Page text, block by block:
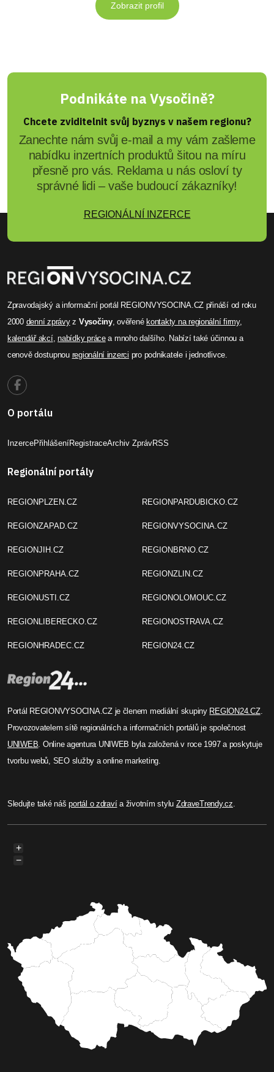
Zobrazit profil
Podnikáte na Vysočině?
Chcete zviditelnit svůj byznys v našem regionu?
Zanechte nám svůj e-mail a my vám zašleme
nabídku inzertních produktů šitou na míru
přesně pro vás. Reklama u nás osloví ty
správné lidi – vaše budoucí zákazníky!
REGIONÁLNÍ INZERCE
Zpravodajský a informační portál REGIONVYSOCINA.CZ přináší od roku
2000 denní zprávyz Vysočiny, ověřené kontakty na regionální firmy,
kalendář akcí,nabídky prácea mnoho dalšího. Nabízí také účinnou a
cenově dostupnou regionální inzerci pro podnikatele i jednotlivce.
O portálu
InzercePřihlášeníRegistraceArchiv ZprávRSS
Regionální portály
REGIONPLZEN.CZ
REGIONZAPAD.CZ
REGIONJIH.CZ
REGIONPRAHA.CZ
REGIONUSTI.CZ
REGIONLIBERECKO.CZ
REGIONHRADEC.CZ
REGIONPARDUBICKO.CZ
REGIONVYSOCINA.CZ
REGIONBRNO.CZ
REGIONZLIN.CZ
REGIONOLOMOUC.CZ
REGIONOSTRAVA.CZ
REGION24.CZ
Portál REGIONVYSOCINA.CZ je členem mediální skupiny REGION24.CZ.
Provozovatelem sítě regionálních a informačních portálů je společnost
UNIWEB . Online agentura UNIWEB byla založená v roce 1997 a poskytuje
tvorbu webů, SEO služby a online marketing.
Sledujte také nášportál o zdravía životním stylu ZdraveTrendy.cz
+
−